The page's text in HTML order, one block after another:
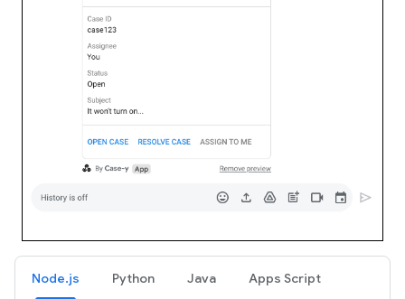
Node.js Python Java Apps Script